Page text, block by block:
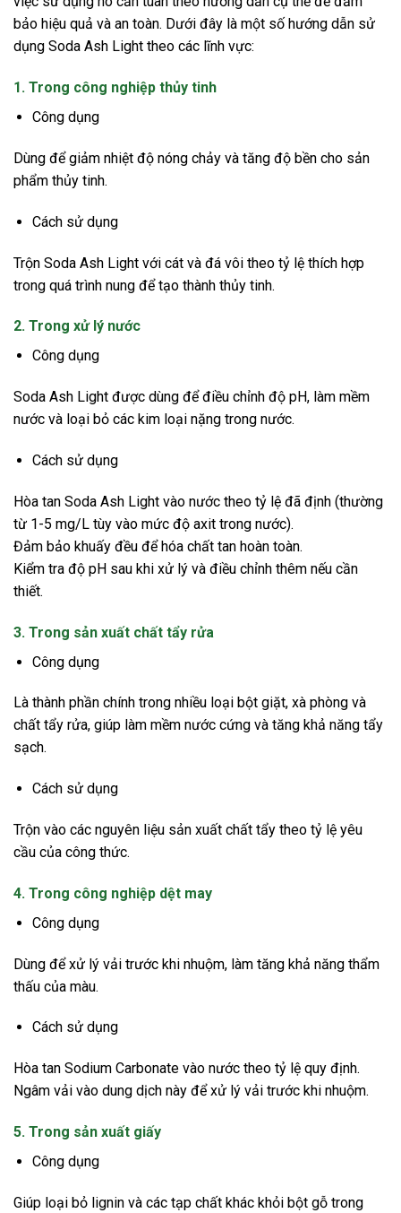
bảo hiệu quả và an toàn. Dưới đây là một số hướng dẫn sử
dụng Soda Ash Light theo các lĩnh vực:
1. Trong công nghiệp thủy tinh
Công dụng
Dùng để giảm nhiệt độ nóng chảy và tăng độ bền cho sản
phẩm thủy tinh.
Cách sử dụng
Trộn Soda Ash Light với cát và đá vôi theo tỷ lệ thích hợp
trong quá trình nung để tạo thành thủy tinh.
2. Trong xử lý nước
Công dụng
Soda Ash Light được dùng để điều chỉnh độ pH, làm mềm
nước và loại bỏ các kim loại nặng trong nước.
Cách sử dụng
Hòa tan Soda Ash Light vào nước theo tỷ lệ đã định (thường
từ 1-5 mg/L tùy vào mức độ axit trong nước).
Đảm bảo khuấy đều để hóa chất tan hoàn toàn.
Kiểm tra độ pH sau khi xử lý và điều chỉnh thêm nếu cần
thiết.
3. Trong sản xuất chất tẩy rửa
Công dụng
Là thành phần chính trong nhiều loại bột giặt, xà phòng và
chất tẩy rửa, giúp làm mềm nước cứng và tăng khả năng tẩy
sạch.
Cách sử dụng
Trộn vào các nguyên liệu sản xuất chất tẩy theo tỷ lệ yêu
cầu của công thức.
4. Trong công nghiệp dệt may
Công dụng
Dùng để xử lý vải trước khi nhuộm, làm tăng khả năng thẩm
thấu của màu.
Cách sử dụng
Hòa tan Sodium Carbonate vào nước theo tỷ lệ quy định.
Ngâm vải vào dung dịch này để xử lý vải trước khi nhuộm.
5. Trong sản xuất giấy
Công dụng
Giúp loại bỏ lignin và các tạp chất khác khỏi bột gỗ trong